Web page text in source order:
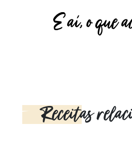
E aí, o que
Receitas